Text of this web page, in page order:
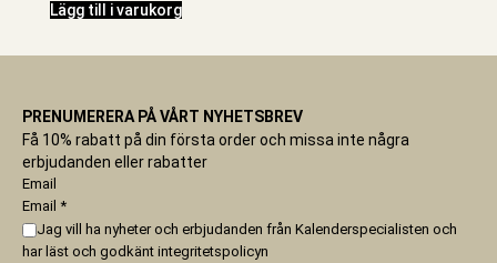
Lägg till i varukorg
PRENUMERERA PÅ VÅRT NYHETSBREV
Få 10% rabatt på din första order och missa inte några
erbjudanden eller rabatter
Email
Email *
Jag vill ha nyheter och erbjudanden från Kalenderspecialisten och
har läst och godkänt integritetspolicyn